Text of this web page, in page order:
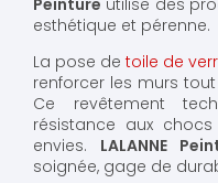
esthétique et pérenne.
La pose de toile de
renforcer les murs
Ce revêtement
résistance aux
envies. LALANNE
soignée, gage de